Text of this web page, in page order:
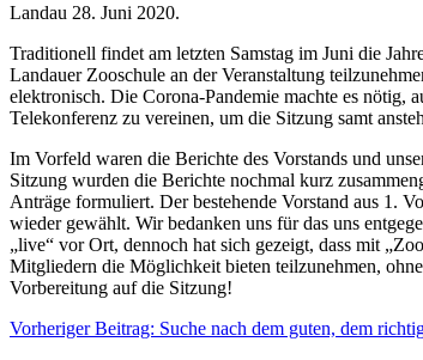
Landau 28. Juni 2020.
Traditionell findet am letzten Samstag im Juni die
Landauer Zooschule an der Veranstaltung
elektronisch. Die Corona-Pandemie machte es nötig,
Telekonferenz zu vereinen, um die Sitzung samt
Im Vorfeld waren die Berichte des Vorstands und
Sitzung wurden die Berichte nochmal kurz
Anträge formuliert. Der bestehende Vorstand aus 1.
wieder gewählt. Wir bedanken uns für das uns
„live“ vor Ort, dennoch hat sich gezeigt, dass mit
Mitgliedern die Möglichkeit bieten teilzunehmen,
Vorbereitung auf die Sitzung!
Vorheriger Beitrag: Suche nach dem guten, dem